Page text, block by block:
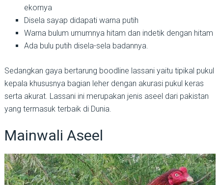
ekornya
Disela sayap didapati warna putih
Warna bulum umumnya hitam dan indetik dengan hitam
Ada bulu putih disela-sela badannya.
Sedangkan gaya bertarung boodline lassani yaitu tipikal pukul
kepala khususnya bagian leher dengan akurasi pukul keras
serta akurat. Lassani ini merupakan jenis aseel dari pakistan
yang termasuk terbaik di Dunia.
Mainwali Aseel